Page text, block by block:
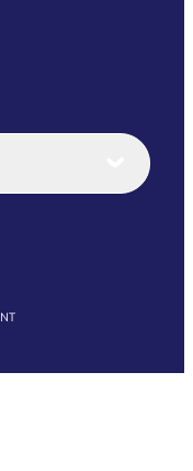
體中文